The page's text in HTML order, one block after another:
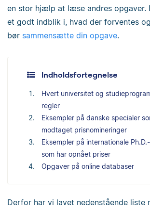
en stor hjælp at læse andres opgaver.
et godt indblik i, hvad der forventes
bør sammensætte din opgave.
Indholdsfortegnelse
Hvert universitet og
regler
Eksempler på danske specialer
modtaget prisnomineringer
Eksempler på internationale
som har opnået priser
Opgaver på online databaser
Derfor har vi lavet nedenstående liste